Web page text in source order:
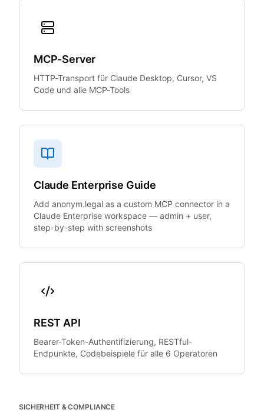
MCP-Server
HTTP-Transport für Claude Desktop, Cursor, VS
Code und alle MCP-Tools
Claude Enterprise Guide
Add anonym.legal as a custom MCP connector in a
Claude Enterprise workspace — admin + user,
step-by-step with screenshots
REST API
Bearer-Token-Authentifizierung, RESTful-
Endpunkte, Codebeispiele für alle 6 Operatoren
SICHERHEIT & COMPLIANCE